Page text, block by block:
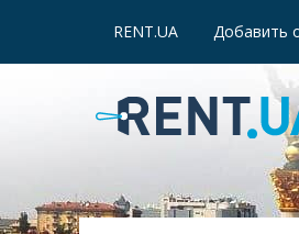
RENT.UA Добавить